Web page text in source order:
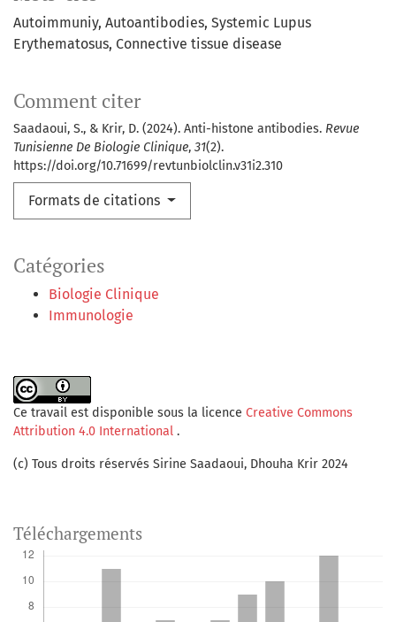
Autoimmuniy Autoantibodies Systemic Lupus
Erythematosus Connective tissue disease
Catégories
Biologie Clinique
Immunologie
Comment citer
Saadaoui, S., & Krir, D. (2024). Anti-histone antibodies. Revue
Tunisienne De Biologie Clinique, 31(2).
https://doi.org/10.71699/revtunbiolclin.v31i2.310
Formats de citations
Ce travail est disponible sous la licence Creative Commons
Attribution 4.0 International .
(c) Tous droits réservés Sirine Saadaoui, Dhouha Krir 2024
Téléchargements